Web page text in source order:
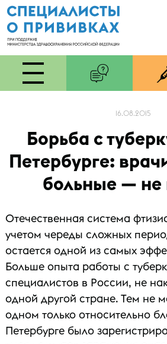
16.08.2015
Борьба с
Петербурге:
больные — не
Отечественная система
учетом череды сложных
остается одной из самых
Больше опыта работы с
специалистов в России, не
одной другой стране. Тем не
одном только относительно
Петербурге было